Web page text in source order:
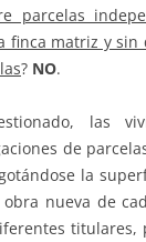
parcelas
finca matriz y sin
? NO.
las
de
la
nueva de
titulares,